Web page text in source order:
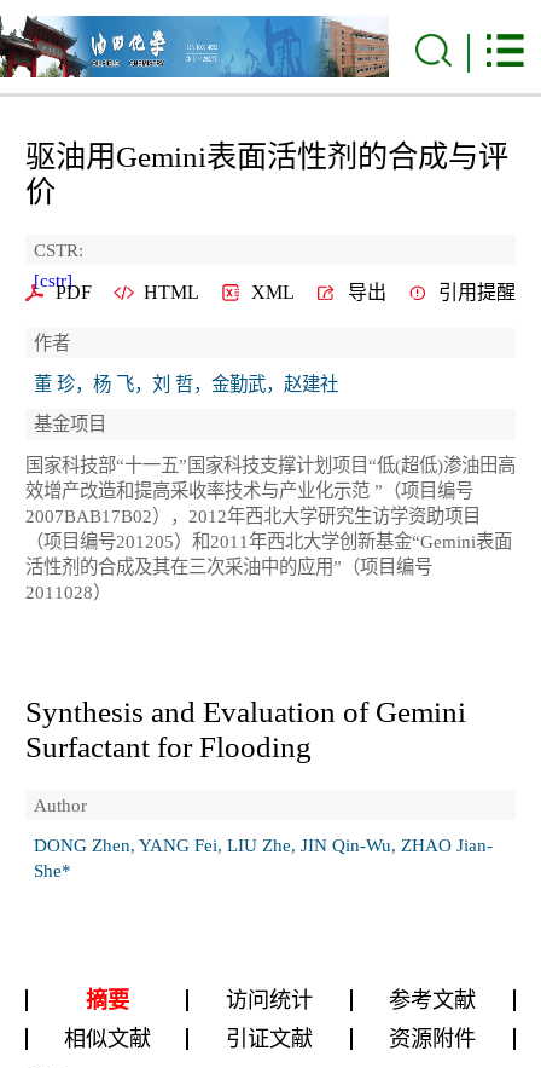
驱油用Gemini表面活性剂的合成与评
价
CSTR:
[cstr]
PDF HTML XML 导出 引用提醒
作者
董 珍，杨 飞，刘 哲，金勤武，赵建社
基金项目
国家科技部“十一五”国家科技支撑计划项目“低(超低)渗油田高
效增产改造和提高采收率技术与产业化示范 ”（项目编号
2007BAB17B02），2012年西北大学研究生访学资助项目
（项目编号201205）和2011年西北大学创新基金“Gemini表面
活性剂的合成及其在三次采油中的应用”（项目编号
2011028）
Synthesis and Evaluation of Gemini
Surfactant for Flooding
Author
DONG Zhen, YANG Fei, LIU Zhe, JIN Qin-Wu, ZHAO Jian-
She*
摘要 访问统计
参考文献
相似文献
引证文献 资源附件